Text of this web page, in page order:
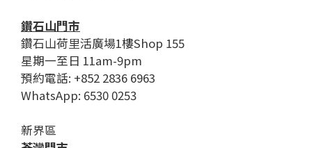
鑽石山門市
鑽石山荷里活廣場1樓Shop 155
星期一至日 11am-9pm
預約電話: +852 2836 6963
WhatsApp: 6530 0253
新界區